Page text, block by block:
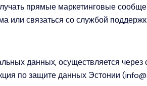
прямые маркетинговые
или связаться со службой
данных, осуществляется через
по защите данных Эстонии